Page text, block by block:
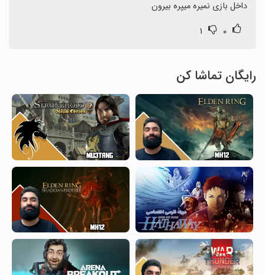
داخل بازی نمیره میپره بیرون
۰ ۱
رایگان تماشا کن